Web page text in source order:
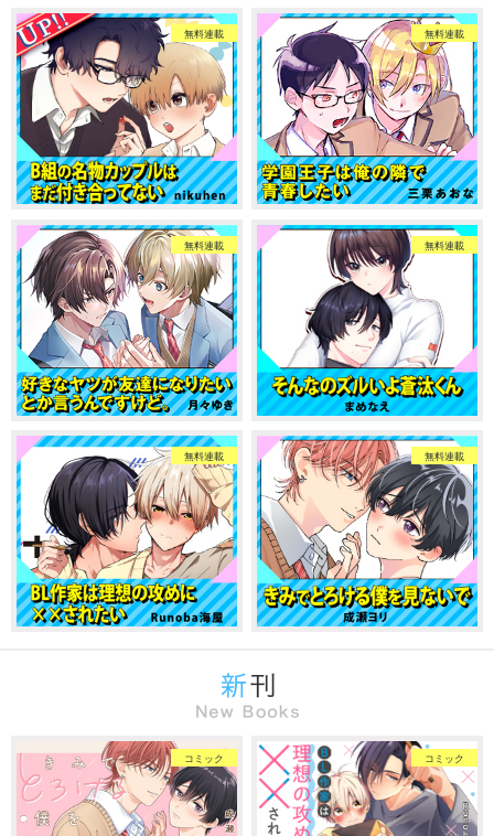
無料連載 無料連載
無料連載 無料連載
無料連載 無料連載
コミック コミック